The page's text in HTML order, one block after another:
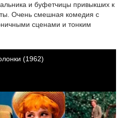
и буфетчицы привыкших к
Очень смешная комедия с
сценами и тонким